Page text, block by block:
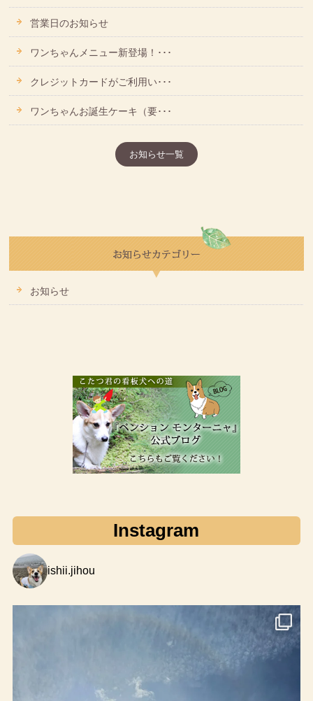
営業日のお知らせ
ワンちゃんメニュー新登場！･･･
クレジットカードがご利用い･･･
ワンちゃんお誕生ケーキ（要･･･
お知らせ一覧
お知らせ
Instagram
ishii.jihou